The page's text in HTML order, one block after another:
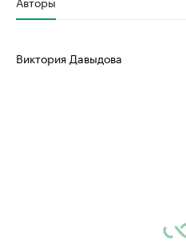
Виктория Давыдова